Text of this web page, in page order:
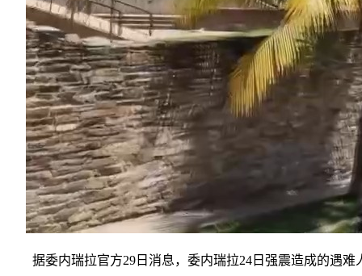
据委内瑞拉官方29日消息，委内瑞拉24日强震造成的遇难